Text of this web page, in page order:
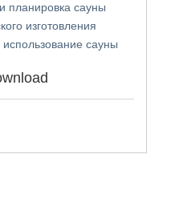
планировка сауны
изготовления
сауны